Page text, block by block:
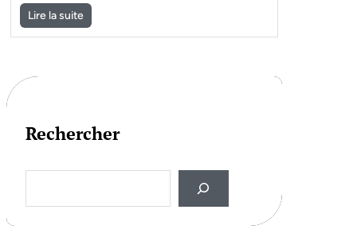
Lire la suite
Rechercher
a